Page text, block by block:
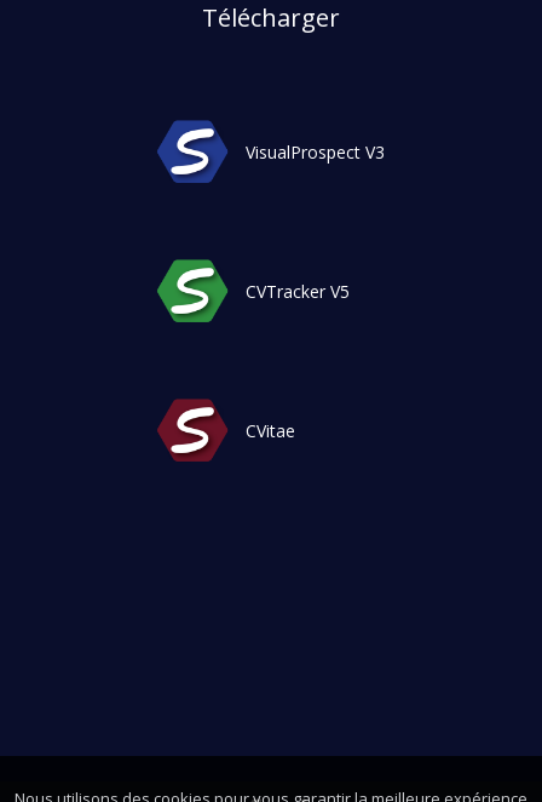
Télécharger
VisualProspect V3
CVTracker V5
CVitae